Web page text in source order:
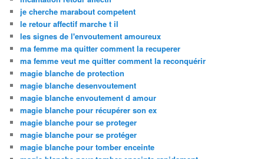
je cherche marabout competent
le retour affectif marche t il
les signes de l'envoutement amoureux
ma femme ma quitter comment la recuperer
ma femme veut me quitter comment la reconquérir
magie blanche de protection
magie blanche desenvoutement
magie blanche envoutement d amour
magie blanche pour récupérer son ex
magie blanche pour se proteger
magie blanche pour se protéger
magie blanche pour tomber enceinte